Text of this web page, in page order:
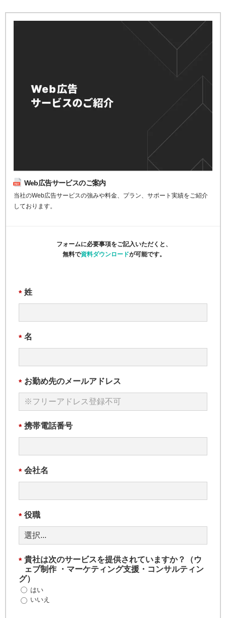
Web広告サービスのご案内
当社のWeb広告サービスの強みや料金、プラン、サポート実績をご紹介
しております。
フォームに必要事項をご記入いただくと、
無料で資料ダウンロードが可能です。
* 姓
* 名
* お勤め先のメールアドレス
* 携帯電話番号
* 会社名
* 役職
* 貴社は次のサービスを提供されていますか？（ウ
ェブ制作 ・マーケティング支援・コンサルティン
グ）
はい
いいえ